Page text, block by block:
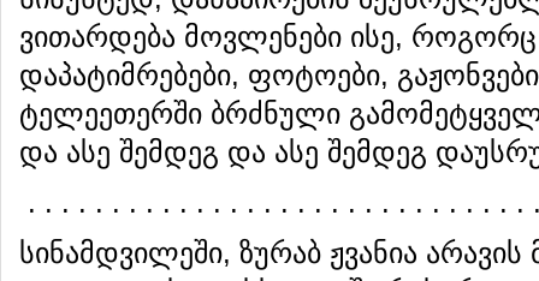
ვითარდება მოვლენები ისე,
დაპატიმრებები, ფოტოები,
ტელეეთერში ბრძნული
და ასე შემდეგ და ასე შემდეგ
. . . . . . . . . . . . . . . . . . . . . . . . . . . . . .
სინამდვილეში, ზურაბ ჟვანია